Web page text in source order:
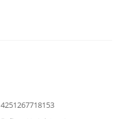
4251267718153